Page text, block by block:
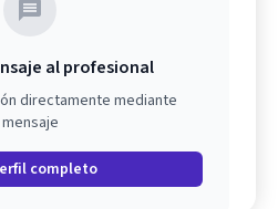
al profesional
directamente mediante
mensaje
completo